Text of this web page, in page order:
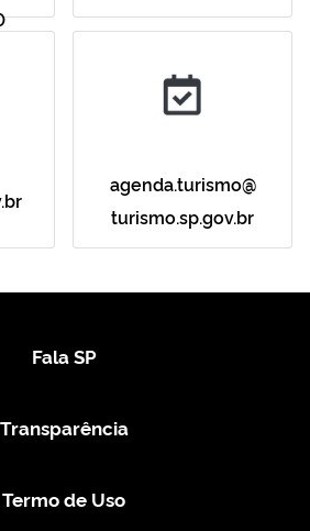
agenda.turismo@
turismo.sp.gov.br
Fala SP
Transparência
Termo de Uso